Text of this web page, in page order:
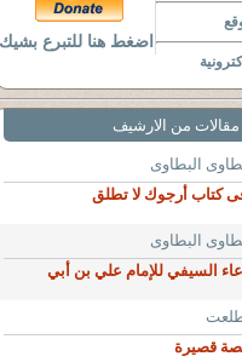
اضغط هنا للتبرع بشيك
مقالات من الارشيف
البطاوى
كتاب أرجوك لا تطلق
البطاوى
السيفي للإمام علي بن أبي
قصيرة